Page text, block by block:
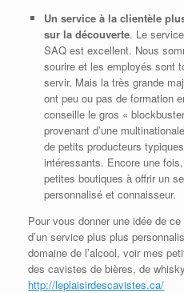
Un service à la clientèle
sur la découverte. Le
SAQ est excellent. Nous
sourire et les employés sont
servir. Mais la très grande
ont peu ou pas de formation
conseille le gros «
provenant d’une
de petits producteurs
intéressants. Encore une
petites boutiques à offrir un
personnalisé et connaisseur.
Pour vous donner une idée de
d’un service plus plus
domaine de l’alcool, voir mes
des cavistes de bières, de
http://leplaisirdescavistes.ca/